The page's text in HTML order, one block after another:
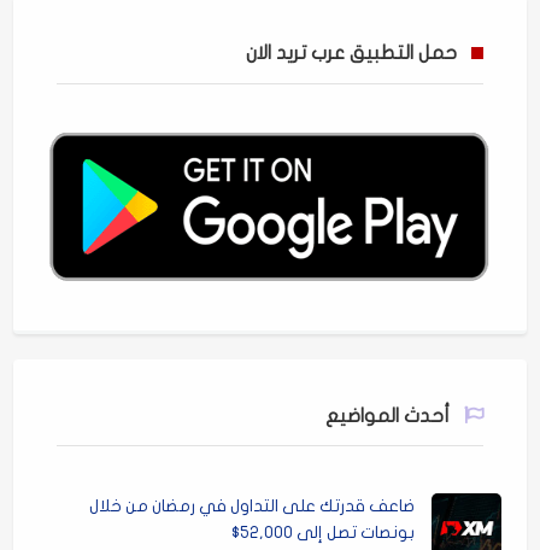
حمل التطبيق عرب تريد الان
أحدث المواضيع
ضاعف قدرتك على التداول في رمضان من خلال
بونصات تصل إلى 52,000$